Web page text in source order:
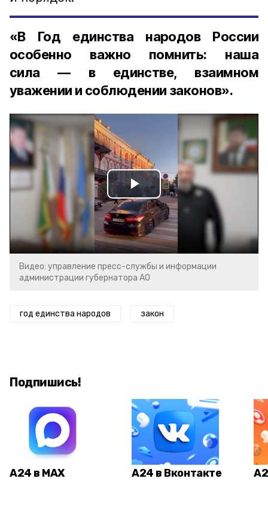
«В Год единства народов России
особенно важно помнить: наша
сила — в единстве, взаимном
уважении и соблюдении законов».
Play
Video
Видео: управление пресс-службы и информации
администрации губернатора АО
год единства народов закон
Подпишись!
А24 в MAX А24 в Вконтакте